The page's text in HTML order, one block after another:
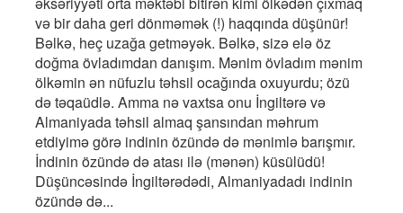
və bir daha geri dönməmək (!) haqqında düşünür!
Bəlkə, heç uzağa getməyək. Bəlkə, sizə elə öz
doğma övladımdan danışım. Mənim övladım mənim
ölkəmin ən nüfuzlu təhsil ocağında oxuyurdu; özü
də təqaüdlə. Amma nə vaxtsa onu İngiltərə və
Almaniyada təhsil almaq şansından məhrum
etdiyimə görə indinin özündə də mənimlə barışmır.
İndinin özündə də atası ilə (mənən) küsülüdü!
Düşüncəsində İngiltərədədi, Almaniyadadı indinin
özündə də...